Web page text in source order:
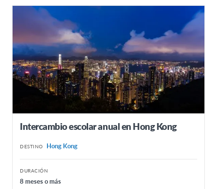
Intercambio escolar anual en Hong Kong
DESTINO Hong Kong
DURACIÓN
8 meses o más